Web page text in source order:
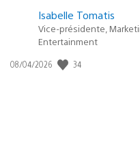
Isabelle Tomatis
Vice-présidente,
Entertainment
Date
08/04/2026 34